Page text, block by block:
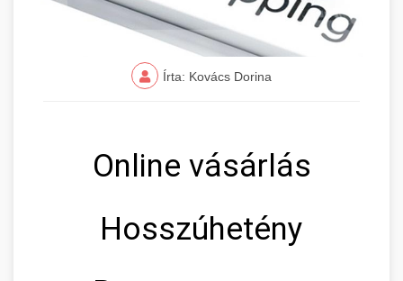
Írta: Kovács Dorina
Online vásárlás
Hosszúhetény